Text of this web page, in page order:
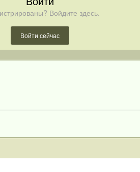
Войдите здесь.
Войти сейчас